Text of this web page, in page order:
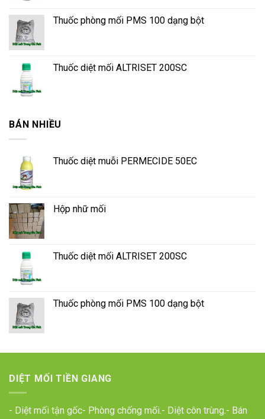
Thuốc phòng mối PMS 100 dạng bột
Thuốc diệt mối ALTRISET 200SC
BÁN NHIỀU
Thuốc diệt muỗi PERMECIDE 50EC
Hộp nhữ mối
Thuốc diệt mối ALTRISET 200SC
Thuốc phòng mối PMS 100 dạng bột
DIỆT MỐI TIỀN GIANG
- Diệt mối tận gốc- Phòng chống mối.- Diệt côn trùng.- Bán